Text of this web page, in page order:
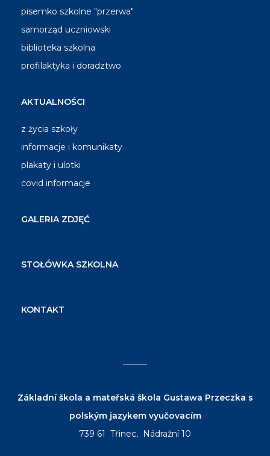
pisemko szkolne "przerwa"
samorząd uczniowski
biblioteka szkolna
profilaktyka i doradztwo
AKTUALNOŚCI
z życia szkoły
informacje i komunikaty
plakaty i ulotki
covid informacje
GALERIA ZDJĘĆ
STOŁÓWKA SZKOLNA
KONTAKT
Základní škola a mateřská škola Gustawa Przeczka s
polským jazykem vyučovacím
739 61 Třinec, Nádražní 10